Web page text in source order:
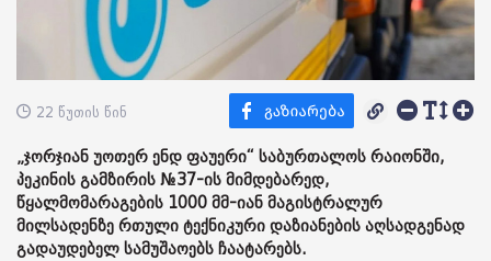
22 წუთის წინ
„ჯორჯიან უოთერ ენდ ფაუერი“ საბურთალოს რაიონში,
პეკინის გამზირის №37-ის მიმდებარედ,
წყალმომარაგების 1000 მმ-იან მაგისტრალურ
მილსადენზე რთული ტექნიკური დაზიანების აღსადგენად
გადაუდებელ სამუშაოებს ჩაატარებს.